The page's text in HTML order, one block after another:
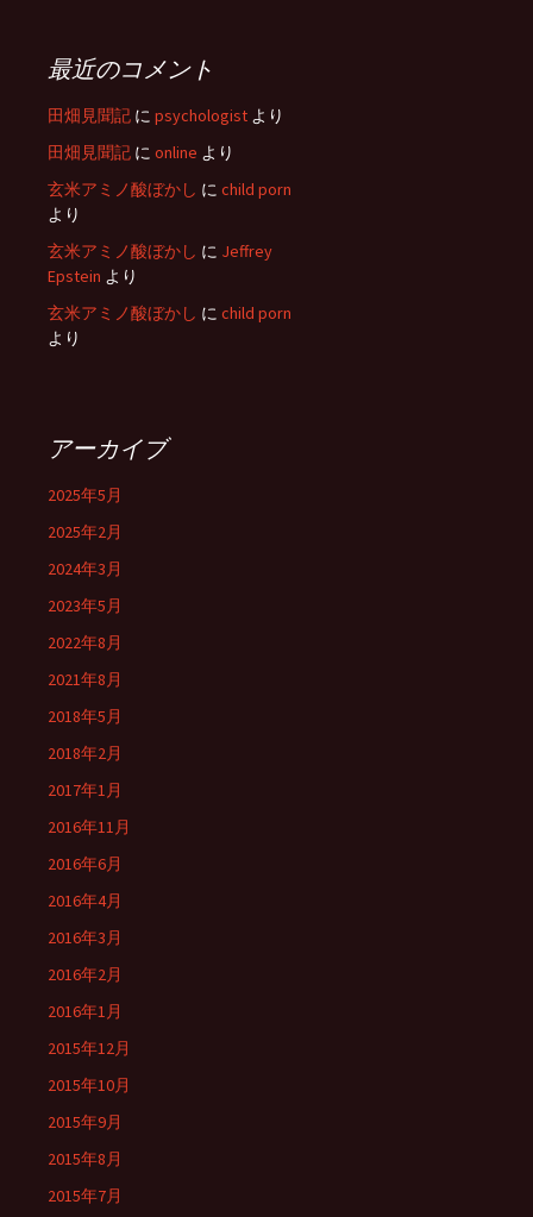
最近のコメント
田畑見聞記 に psychologist より
田畑見聞記 に online より
玄米アミノ酸ぼかし に child porn
より
玄米アミノ酸ぼかし に Jeffrey
Epstein より
玄米アミノ酸ぼかし に child porn
より
アーカイブ
2025年5月
2025年2月
2024年3月
2023年5月
2022年8月
2021年8月
2018年5月
2018年2月
2017年1月
2016年11月
2016年6月
2016年4月
2016年3月
2016年2月
2016年1月
2015年12月
2015年10月
2015年9月
2015年8月
2015年7月